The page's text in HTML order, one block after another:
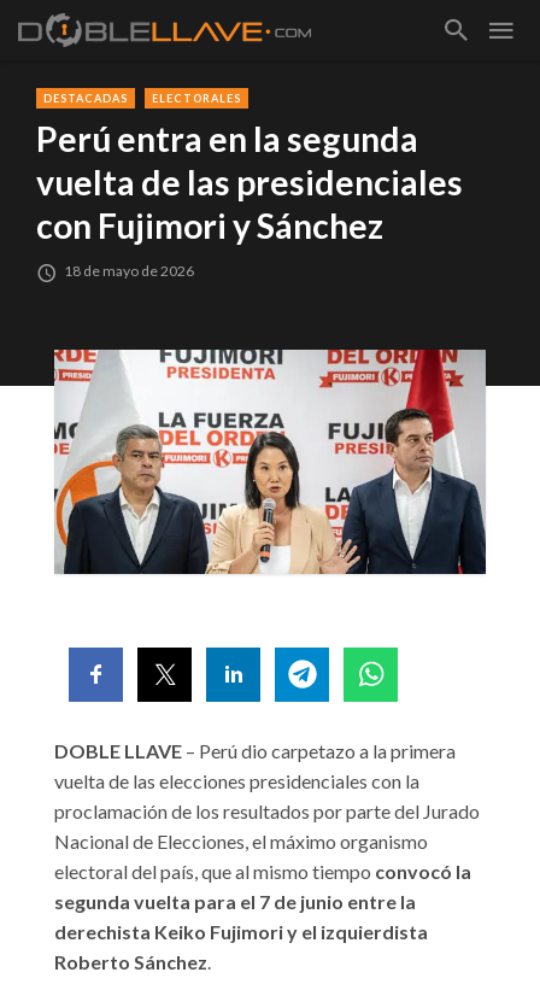
DESTACADAS ELECTORALES
Perú entra en la segunda
vuelta de las presidenciales
con Fujimori y Sánchez
18 de mayo de 2026
DOBLE LLAVE – Perú dio carpetazo a la primera
vuelta de las elecciones presidenciales con la
proclamación de los resultados por parte del Jurado
Nacional de Elecciones, el máximo organismo
electoral del país, que al mismo tiempo convocó la
segunda vuelta para el 7 de junio entre la
derechista Keiko Fujimori y el izquierdista
Roberto Sánchez.